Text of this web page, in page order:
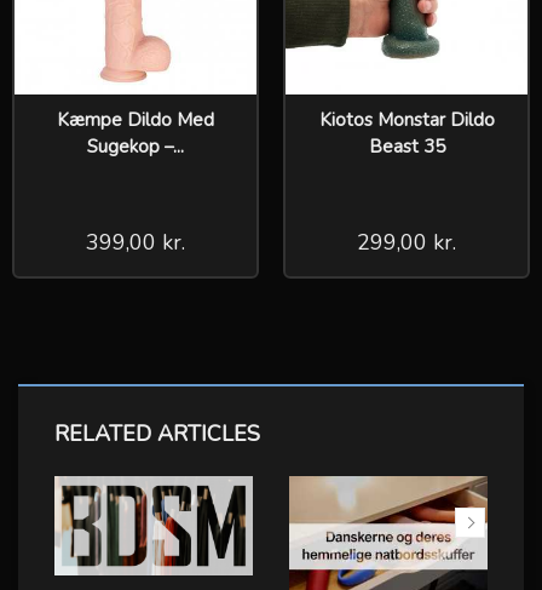
Kæmpe Dildo Med
Sugekop –...
399,00 kr.
Kiotos Monstar Dildo
Beast 35
299,00 kr.
RELATED ARTICLES